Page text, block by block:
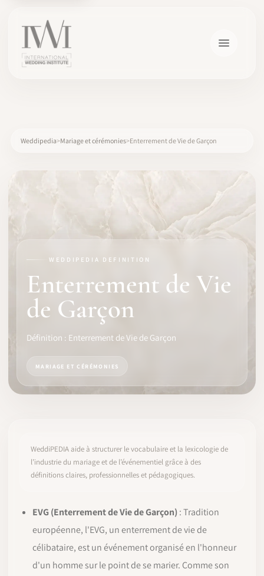
FORMATION
LOGICIEL
IDENTITÉ PRO
COMMENCER
Weddipedia Mariage et cérémonies Enterrement de Vie de Garçon
WEDDIPEDIA DEFINITION
Enterrement de Vie
de Garçon
Définition : Enterrement de Vie de Garçon
MARIAGE ET CÉRÉMONIES
WeddiPEDIA aide à structurer le vocabulaire et la lexicologie de
l’industrie du mariage et de l’événementiel grâce à des
définitions claires, professionnelles et pédagogiques.
EVG (Enterrement de Vie de Garçon): Tradition
européenne, l'EVG, un enterrement de vie de
célibataire, est un événement organisé en l'honneur
d'un homme sur le point de se marier. Comme son